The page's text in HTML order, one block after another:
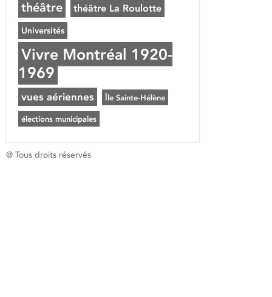
théâtre théâtre La Roulotte
Universités
Vivre Montréal 1920-
1969
vues aériennes Île Sainte-Hélène
élections municipales
@ Tous droits réservés